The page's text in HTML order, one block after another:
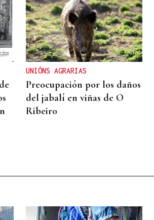
UNIÓNS AGRARIAS
Preocupación por los daños
del jabalí en viñas de O
Ribeiro